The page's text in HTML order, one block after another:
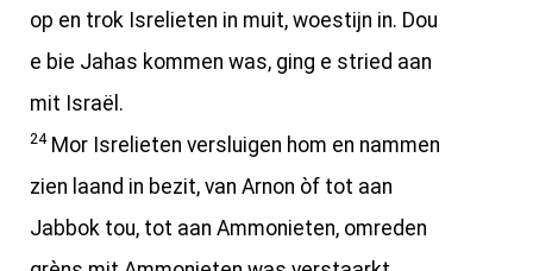
op en trok Isrelieten in muit, woestijn in. Dou
e bie Jahas kommen was, ging e stried aan
mit Israël.
24Mor Isrelieten versluigen hom en nammen
zien laand in bezit, van Arnon òf tot aan
Jabbok tou, tot aan Ammonieten, omreden